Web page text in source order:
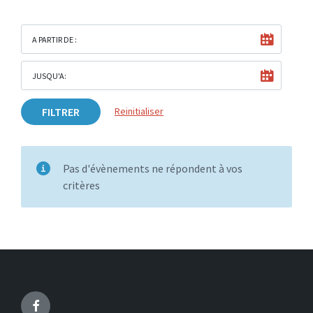
A PARTIR DE :
JUSQU'A:
FILTRER Reinitialiser
Pas d'évènements ne répondent à vos
critères
Facebook